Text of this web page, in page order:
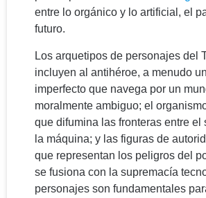
entre lo orgánico y lo artificial, el
futuro.
Los arquetipos de personajes del
incluyen al antihéroe, a menudo
imperfecto que navega por un
moralmente ambiguo; el
que difumina las fronteras entre el
la máquina; y las figuras de
que representan los peligros del
se fusiona con la supremacía
personajes son fundamentales